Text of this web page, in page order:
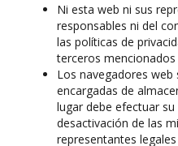
Ni esta web ni sus
responsables ni del
las políticas de
terceros
Los navegadores
encargadas de
lugar debe efectuar
desactivación de las
representantes